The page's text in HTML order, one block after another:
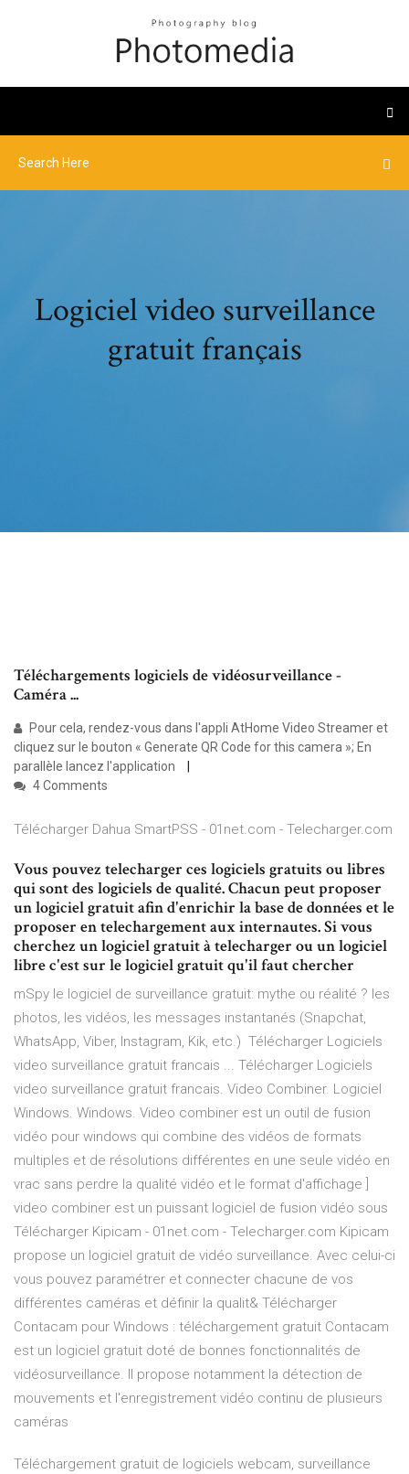
Logiciel video surveillance
gratuit français
Téléchargements logiciels de vidéosurveillance -
Caméra ...
Pour cela, rendez-vous dans l'appli AtHome Video Streamer et
cliquez sur le bouton « Generate QR Code for this camera »; En
parallèle lancez l'application
4 Comments
Télécharger Dahua SmartPSS - 01net.com - Telecharger.com
Vous pouvez telecharger ces logiciels gratuits ou libres
qui sont des logiciels de qualité. Chacun peut proposer
un logiciel gratuit afin d'enrichir la base de données et le
proposer en telechargement aux internautes. Si vous
cherchez un logiciel gratuit à telecharger ou un logiciel
libre c'est sur le logiciel gratuit qu'il faut chercher
mSpy le logiciel de surveillance gratuit: mythe ou réalité ? les
photos, les vidéos, les messages instantanés (Snapchat,
WhatsApp, Viber, Instagram, Kik, etc.) Télécharger Logiciels
video surveillance gratuit francais ... Télécharger Logiciels
video surveillance gratuit francais. Video Combiner. Logiciel
Windows. Windows. Video combiner est un outil de fusion
vidéo pour windows qui combine des vidéos de formats
multiples et de résolutions différentes en une seule vidéo en
vrac sans perdre la qualité vidéo et le format d'affichage ]
video combiner est un puissant logiciel de fusion vidéo sous
Télécharger Kipicam - 01net.com - Telecharger.com Kipicam
propose un logiciel gratuit de vidéo surveillance. Avec celui-ci
vous pouvez paramétrer et connecter chacune de vos
différentes caméras et définir la qualit& Télécharger
Contacam pour Windows : téléchargement gratuit Contacam
est un logiciel gratuit doté de bonnes fonctionnalités de
vidéosurveillance. Il propose notamment la détection de
mouvements et l'enregistrement vidéo continu de plusieurs
caméras
Téléchargement gratuit de logiciels webcam, surveillance